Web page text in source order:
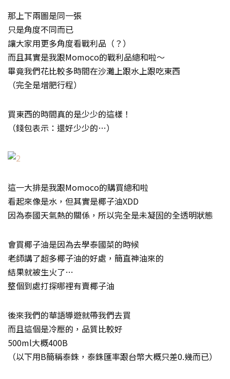
那上下兩圖是同一張
只是角度不同而已
讓大家用更多角度看戰利品（？）
而且其實是我跟Momoco的戰利品總和啦～
畢竟我們花比較多時間在沙灘上跟水上跟吃東西
（完全是增肥行程）
買東西的時間真的是少少的這樣！
（錢包表示：還好少少的…）
這一大排是我跟Momoco的購買總和啦
看起來像是水，但其實是椰子油XDD
因為泰國天氣熱的關係，所以完全是未凝固的全透明狀態
會買椰子油是因為去學泰國菜的時候
老師講了超多椰子油的好處，簡直神油來的
結果就被生火了…
整個到處打探哪裡有賣椰子油
後來我們的華語導遊就帶我們去買
而且這個是冷壓的，品質比較好
500ml大概400B
（以下用B簡稱泰銖，泰銖匯率跟台幣大概只差0.幾而已）